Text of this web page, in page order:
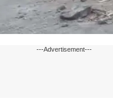
---Advertisement---